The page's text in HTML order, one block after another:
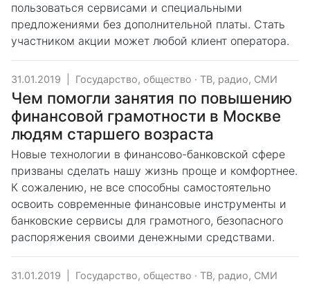
пользоваться сервисами и специальными
предложениями без дополнительной платы. Стать
участником акции может любой клиент оператора.
31.01.2019 Государство, общество · ТВ, радио, СМИ
Чем помогли занятия по повышению
финансовой грамотности в Москве
людям старшего возраста
Новые технологии в финансово-банковской сфере
призваны сделать нашу жизнь проще и комфортнее.
К сожалению, не все способны самостоятельно
освоить современные финансовые инструменты и
банковские сервисы для грамотного, безопасного
распоряжения своими денежными средствами.
31.01.2019 Государство, общество · ТВ, радио, СМИ